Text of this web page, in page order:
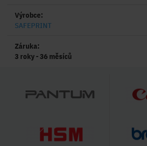
Výrobce:
SAFEPRINT
Záruka:
3 roky - 36 měsíců